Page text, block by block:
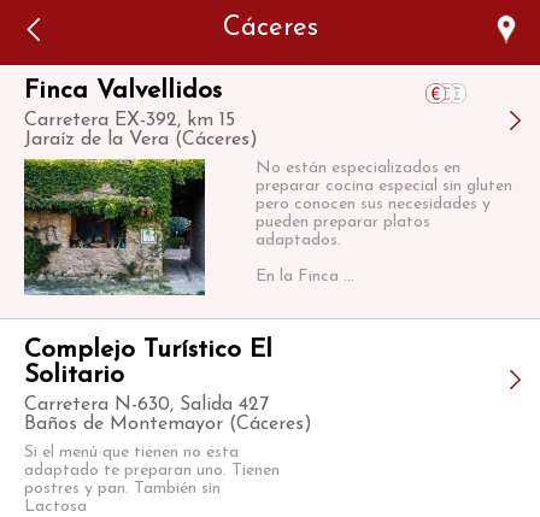
Cáceres
Finca Valvellidos
Carretera EX-392, km 15
Jaraíz de la Vera (Cáceres)
No están especializados en
preparar cocina especial sin gluten
pero conocen sus necesidades y
pueden preparar platos
adaptados.
En la Finca ...
Complejo Turístico El
Solitario
Carretera N-630, Salida 427
Baños de Montemayor (Cáceres)
Si el menú que tienen no esta
adaptado te preparan uno. Tienen
postres y pan. También sin
Lactosa
authorized to show the cookie declaration for domain group
ID 546ddaab-b478-4440-aa8a-3b0205284212. Please add it to
the domain group in the Cookiebot Manager to authorize
the domain.